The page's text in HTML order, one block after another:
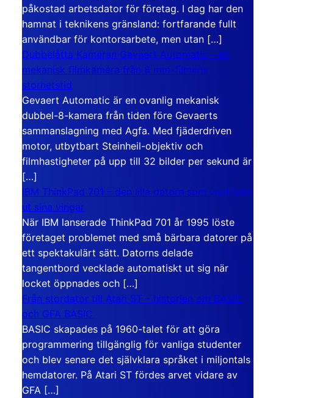
påkostad arbetsdator för företag. I dag har den
hamnat i teknikens gränsland: fortfarande fullt
användbar för kontorsarbete, men utan […]
Dubbelåtta Kameran Gevaert Automatic – en
mekanisk filmkamera från 8 mm-filmens
storhetstid
Gevaert Automatic är en ovanlig mekanisk
dubbel-8-kamera från tiden före Gevaerts
sammanslagning med Agfa. Med fjäderdriven
motor, utbytbart Steinheil-objektiv och
filmhastigheter på upp till 32 bilder per sekund är
[…]
IBM ThinkPad 701 – den lilla datorn som vecklade
ut sina vingar
När IBM lanserade ThinkPad 701 år 1995 löste
företaget problemet med små bärbara datorer på
ett spektakulärt sätt. Datorns delade
tangentbord vecklade automatiskt ut sig när
locket öppnades och […]
Från stordator till Atari ST – historien om BASIC
och GFA BASIC
BASIC skapades på 1960-talet för att göra
programmering tillgänglig för vanliga studenter
och blev senare det självklara språket i miljontals
hemdatorer. På Atari ST fördes arvet vidare av
GFA […]